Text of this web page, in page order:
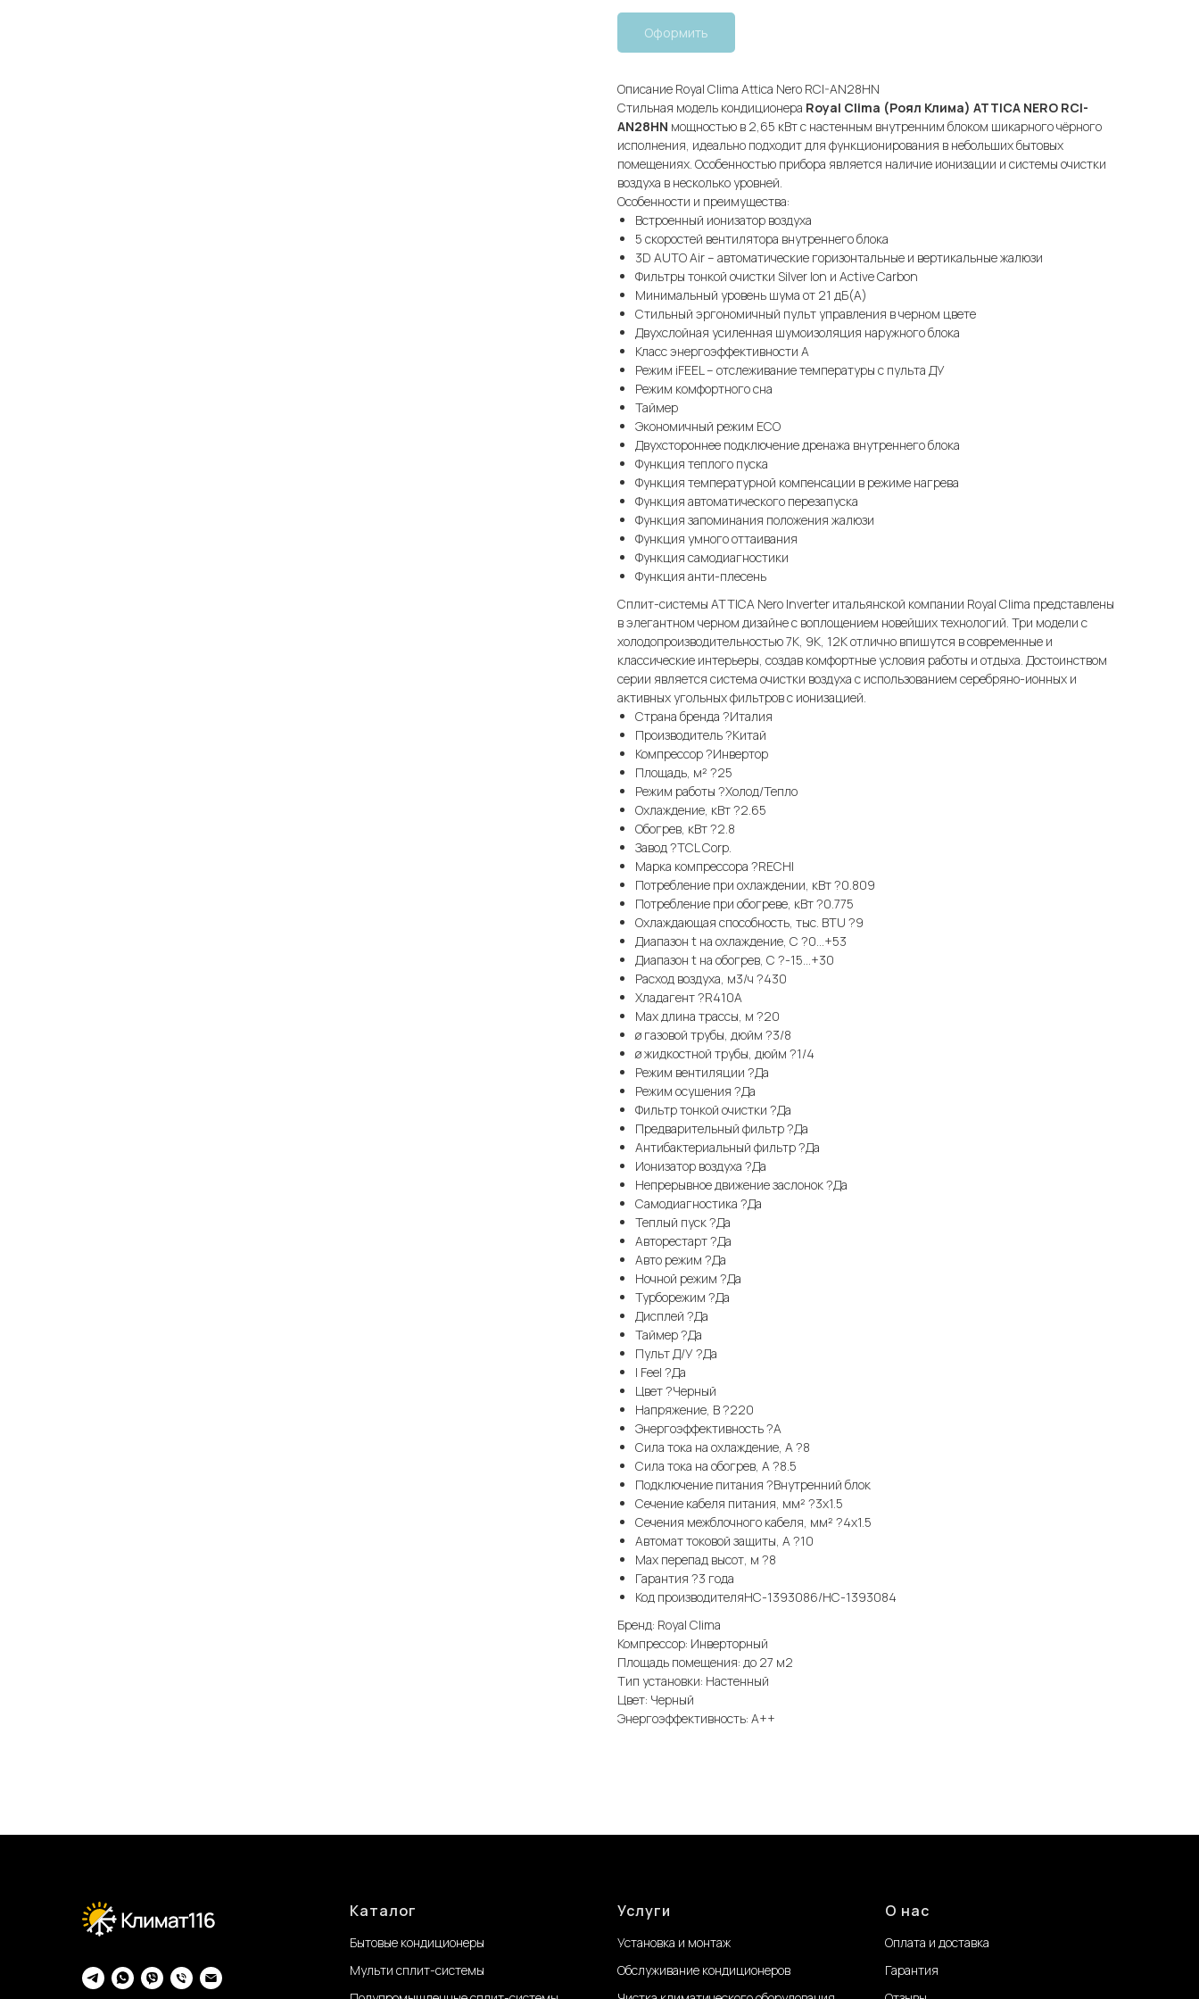
Оформить
Описание Royal Clima Attica Nero RCI-AN28HN
Стильная модель кондиционера Royal Clima (Роял Клима) ATTICA NERO RCI-
AN28HN мощностью в 2,65 кВт с настенным внутренним блоком шикарного чёрного
исполнения, идеально подходит для функционирования в небольших бытовых
помещениях. Особенностью прибора является наличие ионизации и системы очистки
воздуха в несколько уровней.
Особенности и преимущества:
Встроенный ионизатор воздуха
5 скоростей вентилятора внутреннего блока
3D AUTO Air – автоматические горизонтальные и вертикальные жалюзи
Фильтры тонкой очистки Silver Ion и Active Carbon
Минимальный уровень шума от 21 дБ(А)
Стильный эргономичный пульт управления в черном цвете
Двухслойная усиленная шумоизоляция наружного блока
Класс энергоэффективности А
Режим iFEEL – отслеживание температуры с пульта ДУ
Режим комфортного сна
Таймер
Экономичный режим ECO
Двухстороннее подключение дренажа внутреннего блока
Функция теплого пуска
Функция температурной компенсации в режиме нагрева
Функция автоматического перезапуска
Функция запоминания положения жалюзи
Функция умного оттаивания
Функция самодиагностики
Функция анти-плесень
Сплит-системы ATTICA Nero Inverter итальянской компании Royal Clima представлены
в элегантном черном дизайне с воплощением новейших технологий. Три модели с
холодопроизводительностью 7K, 9K, 12K отлично впишутся в современные и
классические интерьеры, создав комфортные условия работы и отдыха. Достоинством
серии является система очистки воздуха с использованием серебряно-ионных и
активных угольных фильтров с ионизацией.
Страна бренда ?Италия
Производитель ?Китай
Компрессор ?Инвертор
Площадь, м² ?25
Режим работы ?Холод/Тепло
Охлаждение, кВт ?2.65
Обогрев, кВт ?2.8
Завод ?TCL Corp.
Марка компрессора ?RECHI
Потребление при охлаждении, кВт ?0.809
Потребление при обогреве, кВт ?0.775
Охлаждающая способность, тыс. BTU ?9
Диапазон t на охлаждение, С ?0...+53
Диапазон t на обогрев, С ?-15...+30
Расход воздуха, м3/ч ?430
Хладагент ?R410A
Max длина трассы, м ?20
ø газовой трубы, дюйм ?3/8
ø жидкостной трубы, дюйм ?1/4
Режим вентиляции ?Да
Режим осушения ?Да
Фильтр тонкой очистки ?Да
Предварительный фильтр ?Да
Антибактериальный фильтр ?Да
Ионизатор воздуха ?Да
Непрерывное движение заслонок ?Да
Самодиагностика ?Да
Теплый пуск ?Да
Авторестарт ?Да
Авто режим ?Да
Ночной режим ?Да
Турборежим ?Да
Дисплей ?Да
Таймер ?Да
Пульт Д/У ?Да
I Feel ?Да
Цвет ?Черный
Напряжение, В ?220
Энергоэффективность ?A
Сила тока на охлаждение, А ?8
Сила тока на обогрев, А ?8.5
Подключение питания ?Внутренний блок
Сечение кабеля питания, мм² ?3x1.5
Сечения межблочного кабеля, мм² ?4x1.5
Автомат токовой защиты, А ?10
Max перепад высот, м ?8
Гарантия ?3 года
Код производителяНС-1393086/НС-1393084
Бренд: Royal Clima
Компрессор: Инверторный
Площадь помещения: до 27 м2
Тип установки: Настенный
Цвет: Черный
Энергоэффективность: А++
Каталог
Бытовые кондиционеры
Мульти сплит-системы
Услуги
Установка и монтаж
Обслуживание кондиционеров
О нас
Оплата и доставка
Гарантия